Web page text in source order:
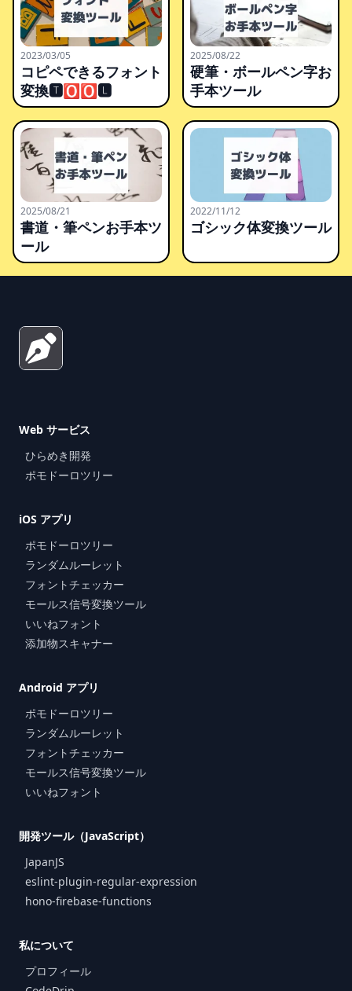
2023/03/05
コピペできるフォント
変換🆃🅾🅾🅻
2025/08/22
硬筆・ボールペン字お
手本ツール
2025/08/21
書道・筆ペンお手本ツ
ール
2022/11/12
ゴシック体変換ツール
Web サービス
ひらめき開発
ポモドーロツリー
iOS アプリ
ポモドーロツリー
ランダムルーレット
フォントチェッカー
モールス信号変換ツール
いいねフォント
添加物スキャナー
Android アプリ
ポモドーロツリー
ランダムルーレット
フォントチェッカー
モールス信号変換ツール
いいねフォント
開発ツール（JavaScript）
JapanJS
eslint-plugin-regular-expression
hono-firebase-functions
私について
プロフィール